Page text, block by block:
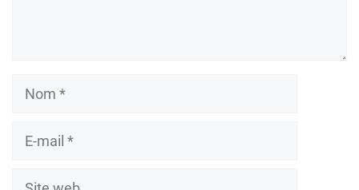
Nom
Site